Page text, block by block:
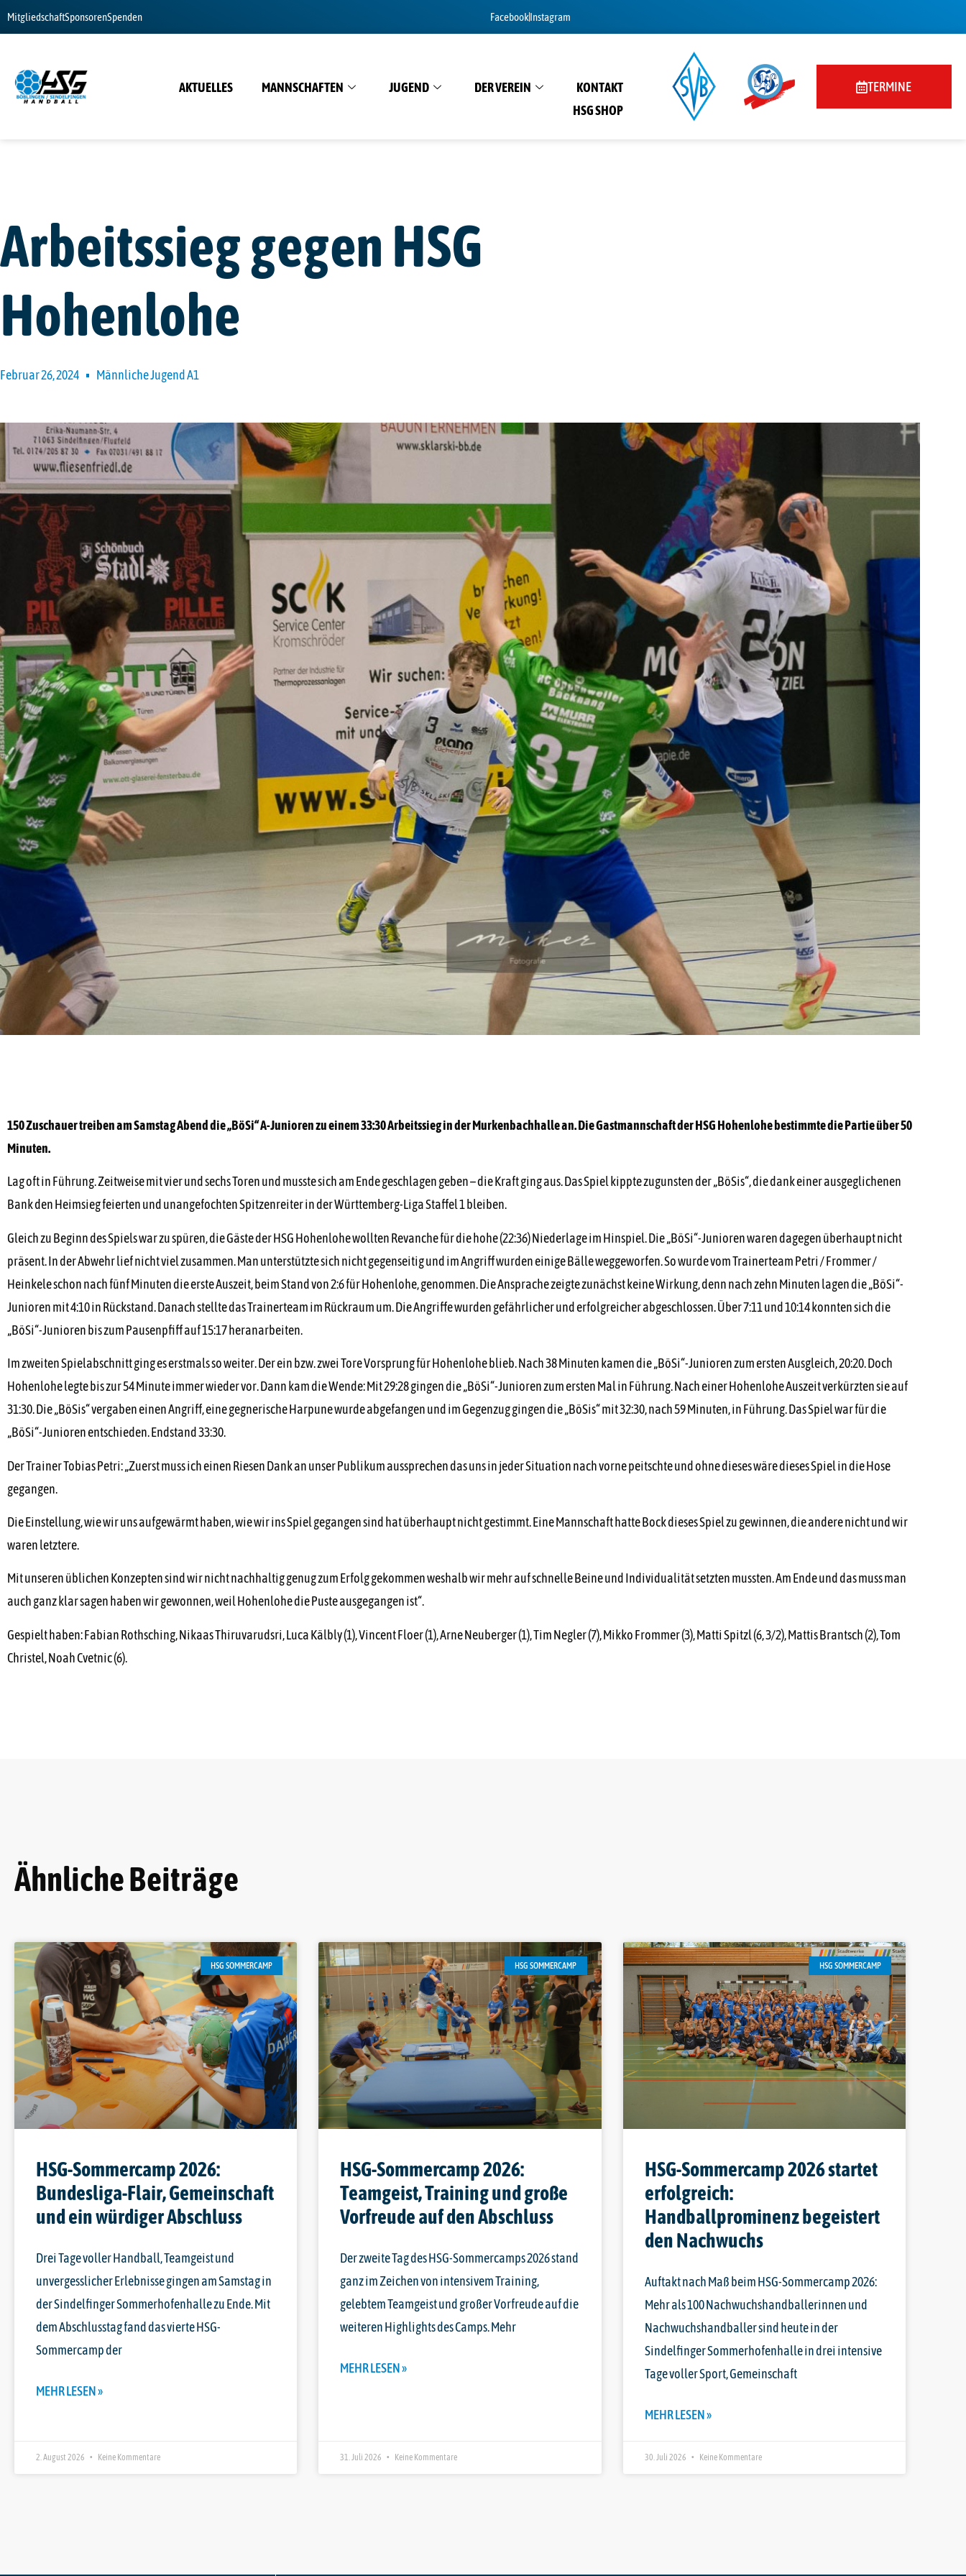
MitgliedschaftSponsorenSpenden FacebookInstagram
AKTUELLES MANNSCHAFTEN JUGEND DER VEREIN
KONTAKT
HSG SHOP
TERMINE
Arbeitssieg gegen HSG
Hohenlohe
Februar 26, 2024 Männliche Jugend A1
150 Zuschauer treiben am Samstag Abend die „BöSi“ A-Junioren zu einem 33:30 Arbeitssieg in der Murkenbachhalle an. Die Gastmannschaft der HSG Hohenlohe bestimmte die Partie über 50
Minuten.
Lag oft in Führung. Zeitweise mit vier und sechs Toren und musste sich am Ende geschlagen geben – die Kraft ging aus. Das Spiel kippte zugunsten der „BöSis“, die dank einer ausgeglichenen
Bank den Heimsieg feierten und unangefochten Spitzenreiter in der Württemberg-Liga Staffel 1 bleiben.
Gleich zu Beginn des Spiels war zu spüren, die Gäste der HSG Hohenlohe wollten Revanche für die hohe (22:36) Niederlage im Hinspiel. Die „BöSi“-Junioren waren dagegen überhaupt nicht
präsent. In der Abwehr lief nicht viel zusammen. Man unterstützte sich nicht gegenseitig und im Angriff wurden einige Bälle weggeworfen. So wurde vom Trainerteam Petri / Frommer /
Heinkele schon nach fünf Minuten die erste Auszeit, beim Stand von 2:6 für Hohenlohe, genommen. Die Ansprache zeigte zunächst keine Wirkung, denn nach zehn Minuten lagen die „BöSi“-
Junioren mit 4:10 in Rückstand. Danach stellte das Trainerteam im Rückraum um. Die Angriffe wurden gefährlicher und erfolgreicher abgeschlossen. Über 7:11 und 10:14 konnten sich die
„BöSi“-Junioren bis zum Pausenpfiff auf 15:17 heranarbeiten.
Im zweiten Spielabschnitt ging es erstmals so weiter. Der ein bzw. zwei Tore Vorsprung für Hohenlohe blieb. Nach 38 Minuten kamen die „BöSi“-Junioren zum ersten Ausgleich, 20:20. Doch
Hohenlohe legte bis zur 54 Minute immer wieder vor. Dann kam die Wende: Mit 29:28 gingen die „BöSi“-Junioren zum ersten Mal in Führung. Nach einer Hohenlohe Auszeit verkürzten sie auf
31:30. Die „BöSis“ vergaben einen Angriff, eine gegnerische Harpune wurde abgefangen und im Gegenzug gingen die „BöSis“ mit 32:30, nach 59 Minuten, in Führung. Das Spiel war für die
„BöSi“-Junioren entschieden. Endstand 33:30.
Der Trainer Tobias Petri: „Zuerst muss ich einen Riesen Dank an unser Publikum aussprechen das uns in jeder Situation nach vorne peitschte und ohne dieses wäre dieses Spiel in die Hose
gegangen.
Die Einstellung, wie wir uns aufgewärmt haben, wie wir ins Spiel gegangen sind hat überhaupt nicht gestimmt. Eine Mannschaft hatte Bock dieses Spiel zu gewinnen, die andere nicht und wir
waren letztere.
Mit unseren üblichen Konzepten sind wir nicht nachhaltig genug zum Erfolg gekommen weshalb wir mehr auf schnelle Beine und Individualität setzten mussten. Am Ende und das muss man
auch ganz klar sagen haben wir gewonnen, weil Hohenlohe die Puste ausgegangen ist“.
Gespielt haben: Fabian Rothsching, Nikaas Thiruvarudsri, Luca Kälbly (1), Vincent Floer (1), Arne Neuberger (1), Tim Negler (7), Mikko Frommer (3), Matti Spitzl (6, 3/2), Mattis Brantsch (2), Tom
Christel, Noah Cvetnic (6).
Ähnliche Beiträge
HSG SOMMERCAMP
HSG-Sommercamp 2026:
Bundesliga-Flair, Gemeinschaft
und ein würdiger Abschluss
Drei Tage voller Handball, Teamgeist und
unvergesslicher Erlebnisse gingen am Samstag in
der Sindelfinger Sommerhofenhalle zu Ende. Mit
dem Abschlusstag fand das vierte HSG-
Sommercamp der
MEHR LESEN »
2. August 2026 Keine Kommentare
HSG SOMMERCAMP
HSG-Sommercamp 2026:
Teamgeist, Training und große
Vorfreude auf den Abschluss
Der zweite Tag des HSG-Sommercamps 2026 stand
ganz im Zeichen von intensivem Training,
gelebtem Teamgeist und großer Vorfreude auf die
weiteren Highlights des Camps. Mehr
MEHR LESEN »
31. Juli 2026 Keine Kommentare
HSG SOMMERCAMP
HSG-Sommercamp 2026 startet
erfolgreich:
Handballprominenz begeistert
den Nachwuchs
Auftakt nach Maß beim HSG-Sommercamp 2026:
Mehr als 100 Nachwuchshandballerinnen und
Nachwuchshandballer sind heute in der
Sindelfinger Sommerhofenhalle in drei intensive
Tage voller Sport, Gemeinschaft
MEHR LESEN »
30. Juli 2026 Keine Kommentare